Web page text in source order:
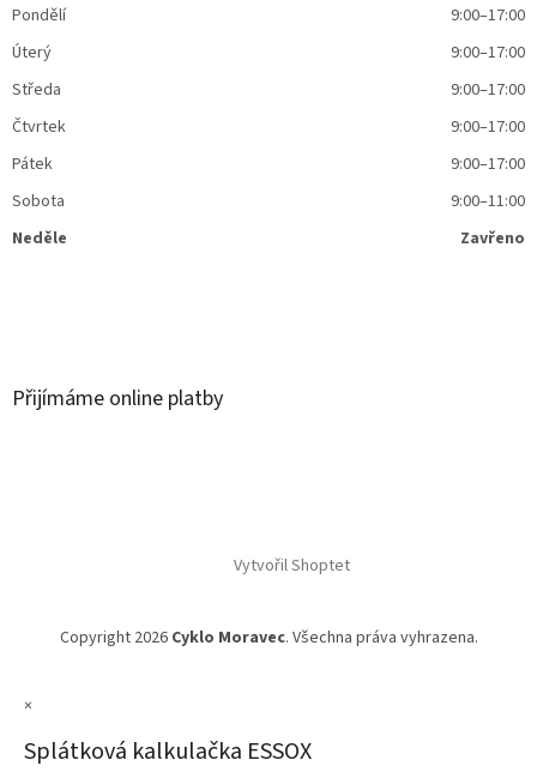
Pondělí
9:00–17:00
Úterý
9:00–17:00
Středa
9:00–17:00
Čtvrtek
9:00–17:00
Pátek
9:00–17:00
Sobota
9:00–11:00
Neděle
Zavřeno
Přijímáme online platby
Vytvořil Shoptet
Copyright 2026 Cyklo Moravec. Všechna práva vyhrazena.
×
Splátková kalkulačka ESSOX